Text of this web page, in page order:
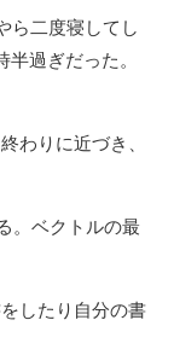
ら二度寝してし
過ぎだった。
わりに近づき、
。ベクトルの最
したり自分の書